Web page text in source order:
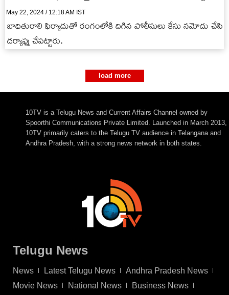
May 22, 2024 / 12:18 AM IST
బాధితురాలి ఫిర్యాదుతో రంగంలోకి దిగిన పోలీసులు కేసు నమోదు చేసి
దర్యాఫ్తు చేపట్టారు.
load more
10TV is a Telugu News and Current Affairs Channel owned by
Spoorthi Communications Private Limited. Launched in March 2013,
10TV primarily caters to the Telugu TV audience in Telangana and
Andhra Pradesh, with a strong news network in both states.
Telugu News
News Latest Telugu News
Andhra Pradesh News
Movie News
National News
Business News